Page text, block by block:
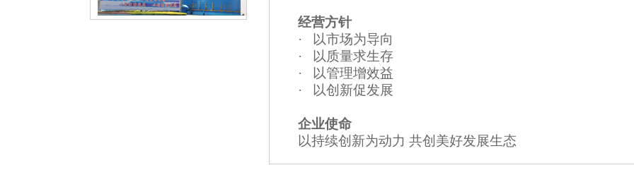
经营方针
· 以市场为导向
· 以质量求生存
· 以管理增效益
· 以创新促发展
企业使命
以持续创新为动力 共创美好发展生态